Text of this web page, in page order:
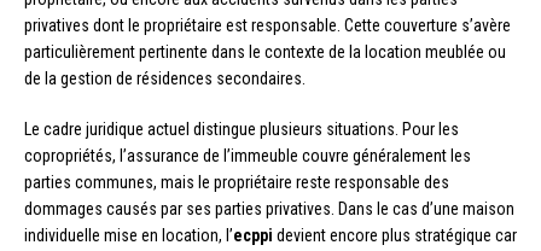
privatives dont le propriétaire est responsable. Cette couverture s’avère
particulièrement pertinente dans le contexte de la location meublée ou
de la gestion de résidences secondaires.
Le cadre juridique actuel distingue plusieurs situations. Pour les
copropriétés, l’assurance de l’immeuble couvre généralement les
parties communes, mais le propriétaire reste responsable des
dommages causés par ses parties privatives. Dans le cas d’une maison
individuelle mise en location, l’ecppi devient encore plus stratégique car